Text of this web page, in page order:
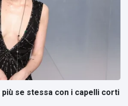
se stessa con i capelli corti